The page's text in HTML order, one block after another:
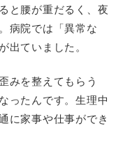
と腰が重だるく、夜
病院では「異常な
出ていました。
みを整えてもらう
ったんです。生理中
に家事や仕事ができ